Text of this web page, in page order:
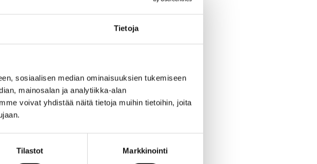
Tietoja
sosiaalisen median ominaisuuksien tukemiseen
mainosalan ja analytiikka-alan
voivat yhdistää näitä tietoja muihin tietoihin, joita
Tilastot Markkinointi
ja tukea toimintaa